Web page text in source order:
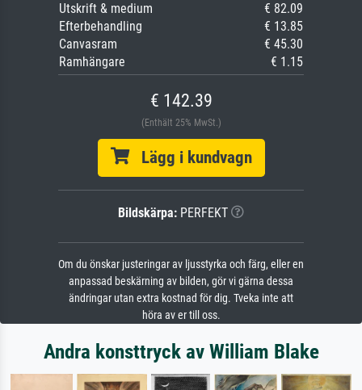
Utskrift & medium
€ 82.09
Efterbehandling
€ 13.85
Canvasram
€ 45.30
Ramhängare
€ 1.15
€ 142.39
(Enthält 25% MwSt.)
Lägg i kundvagn
Bildskärpa: PERFEKT
Om du önskar justeringar av ljusstyrka och färg, eller en
anpassad beskärning av bilden, gör vi gärna dessa
ändringar utan extra kostnad för dig. Tveka inte att
höra av er till oss.
Andra konsttryck av William Blake